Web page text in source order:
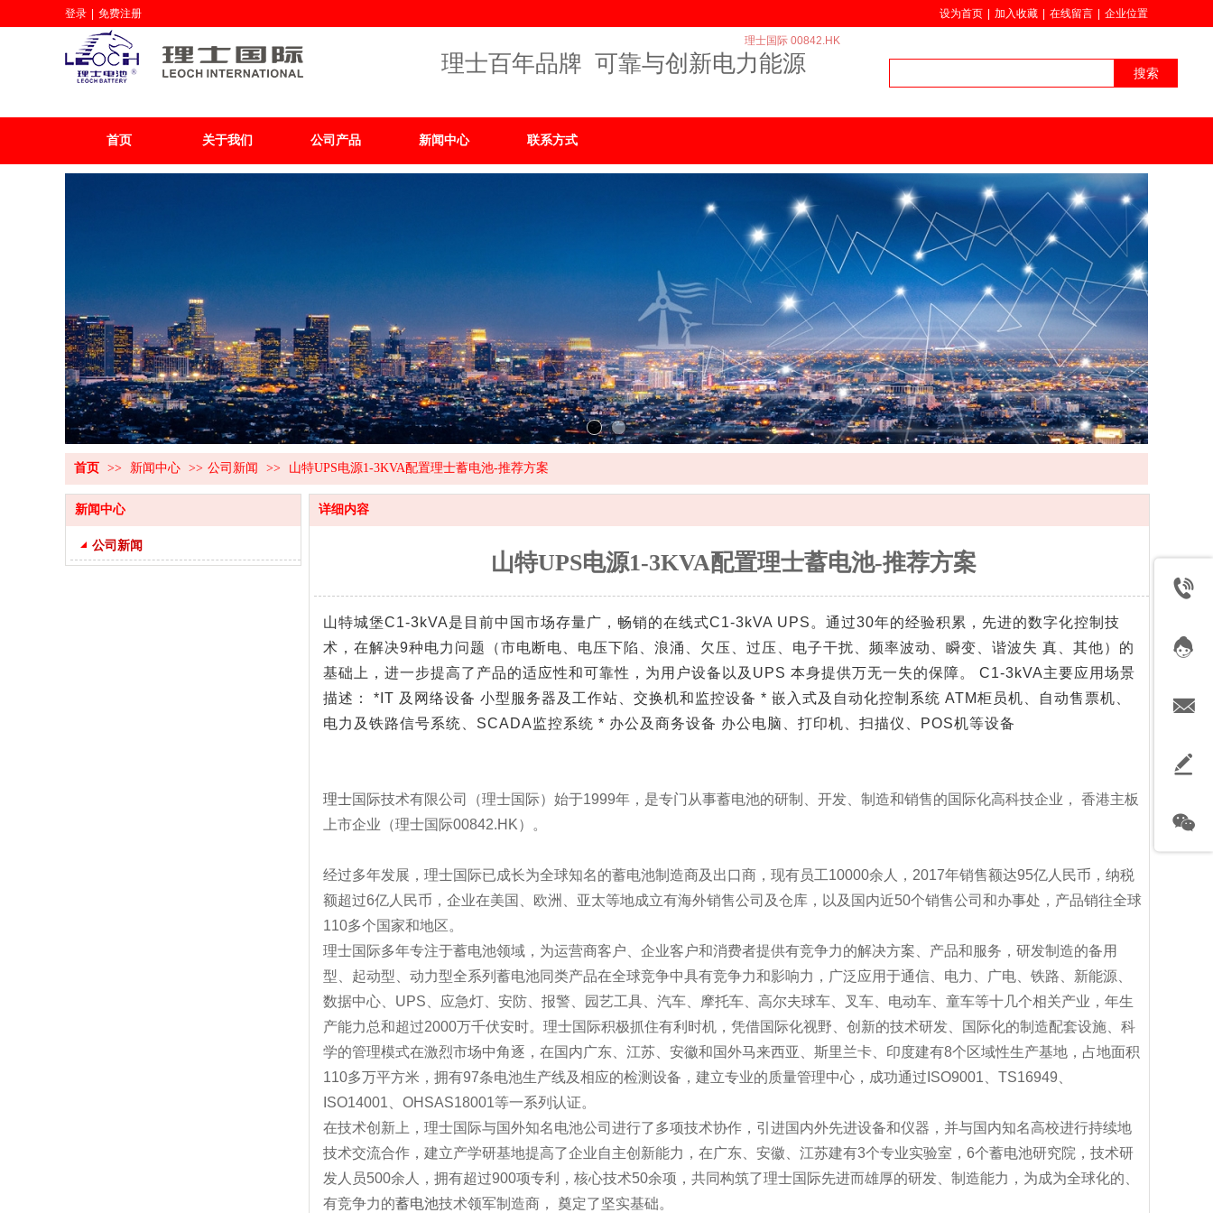
理士国际 00842.HK
理士百年品牌 可靠与创新电力能源 搜索
登录 免费注册 设为首页 加入收藏 在线留言 企业位置
首页 关于我们 公司产品 新闻中心 联系方式
首页 >> 新闻中心 >> 公司新闻 >> 山特UPS电源1-3KVA配置理士蓄电池-推荐方案
新闻中心
公司新闻
详细内容
山特UPS电源1-3KVA配置理士蓄电池-推荐方案
山特城堡C1-3kVA是目前中国市场存量广，畅销的在线式C1-3kVA UPS。通过30年的经验积累，先进的数字化控制技
术，在解决9种电力问题（市电断电、电压下陷、浪涌、欠压、过压、电子干扰、频率波动、瞬变、谐波失 真、其他）的
基础上，进一步提高了产品的适应性和可靠性，为用户设备以及UPS 本身提供万无一失的保障。 C1-3kVA主要应用场景
描述： *IT 及网络设备 小型服务器及工作站、交换机和监控设备 * 嵌入式及自动化控制系统 ATM柜员机、自动售票机、
电力及铁路信号系统、SCADA监控系统 * 办公及商务设备 办公电脑、打印机、扫描仪、POS机等设备
理士国际技术有限公司（理士国际）始于1999年，是专门从事蓄电池的研制、开发、制造和销售的国际化高科技企业， 香港主板
上市企业（理士国际00842.HK）。
经过多年发展，理士国际已成长为全球知名的蓄电池制造商及出口商，现有员工10000余人，2017年销售额达95亿人民币，纳税
额超过6亿人民币，企业在美国、欧洲、亚太等地成立有海外销售公司及仓库，以及国内近50个销售公司和办事处，产品销往全球
110多个国家和地区。
理士国际多年专注于蓄电池领域，为运营商客户、企业客户和消费者提供有竞争力的解决方案、产品和服务，研发制造的备用
型、起动型、动力型全系列蓄电池同类产品在全球竞争中具有竞争力和影响力，广泛应用于通信、电力、广电、铁路、新能源、
数据中心、UPS、应急灯、安防、报警、园艺工具、汽车、摩托车、高尔夫球车、叉车、电动车、童车等十几个相关产业，年生
产能力总和超过2000万千伏安时。理士国际积极抓住有利时机，凭借国际化视野、创新的技术研发、国际化的制造配套设施、科
学的管理模式在激烈市场中角逐，在国内广东、江苏、安徽和国外马来西亚、斯里兰卡、印度建有8个区域性生产基地，占地面积
110多万平方米，拥有97条电池生产线及相应的检测设备，建立专业的质量管理中心，成功通过ISO9001、TS16949、
ISO14001、OHSAS18001等一系列认证。
在技术创新上，理士国际与国外知名电池公司进行了多项技术协作，引进国内外先进设备和仪器，并与国内知名高校进行持续地
技术交流合作，建立产学研基地提高了企业自主创新能力，在广东、安徽、江苏建有3个专业实验室，6个蓄电池研究院，技术研
发人员500余人，拥有超过900项专利，核心技术50余项，共同构筑了理士国际先进而雄厚的研发、制造能力，为成为全球化的、
有竞争力的蓄电池技术领军制造商， 奠定了坚实基础。